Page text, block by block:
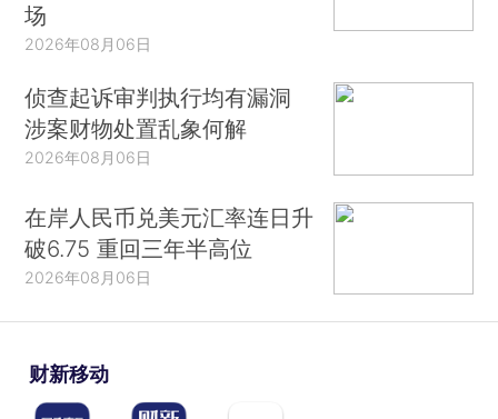
场
2026年08月06日
侦查起诉审判执行均有漏洞
涉案财物处置乱象何解
2026年08月06日
在岸人民币兑美元汇率连日升
破6.75 重回三年半高位
2026年08月06日
财新移动